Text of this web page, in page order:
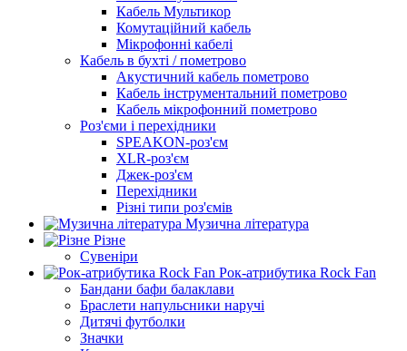
Кабель Мультикор
Комутаційний кабель
Мікрофонні кабелі
Кабель в бухті / пометрово
Акустичний кабель пометрово
Кабель інструментальний пометрово
Кабель мікрофонний пометрово
Роз'єми і перехідники
SPEAKON-роз'єм
XLR-роз'єм
Джек-роз'єм
Перехідники
Різні типи роз'ємів
Музична література
Різне
Сувеніри
Рок-атрибутика Rock Fan
Бандани бафи балаклави
Браслети напульсники наручі
Дитячі футболки
Значки